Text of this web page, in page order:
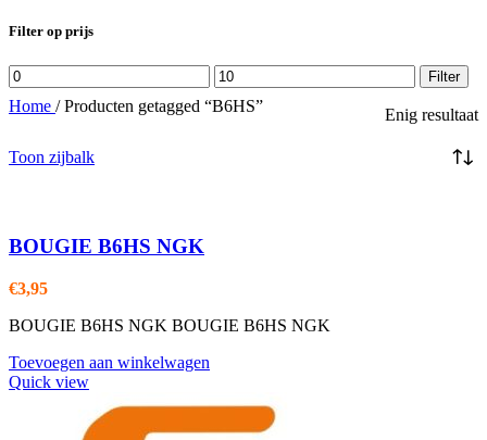
Filter op prijs
Min.
prijs
Max.
prijs
Filter
Home / Producten getagged “B6HS” Enig resultaat
Toon zijbalk
BOUGIE B6HS NGK
€3,95
BOUGIE B6HS NGK BOUGIE B6HS NGK
Toevoegen aan winkelwagen
Quick view